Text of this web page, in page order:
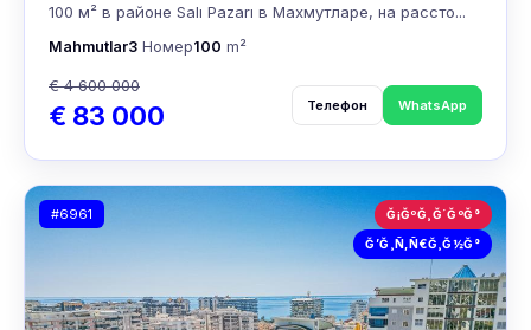
100 м² в районе Salı Pazarı в Махмутларе, на рассто...
Mahmutlar3 Номер100 m²
€ 4 600 000
€ 83 000 Телефон WhatsApp
Ğ¡ĞºĞ¸Ğ´ĞºĞ°
Ğ’Ğ¸Ñ‚Ñ€Ğ¸Ğ½Ğ°
#6961